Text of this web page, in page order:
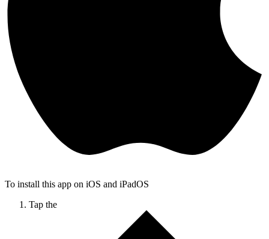
To install this app on iOS and iPadOS
Tap the